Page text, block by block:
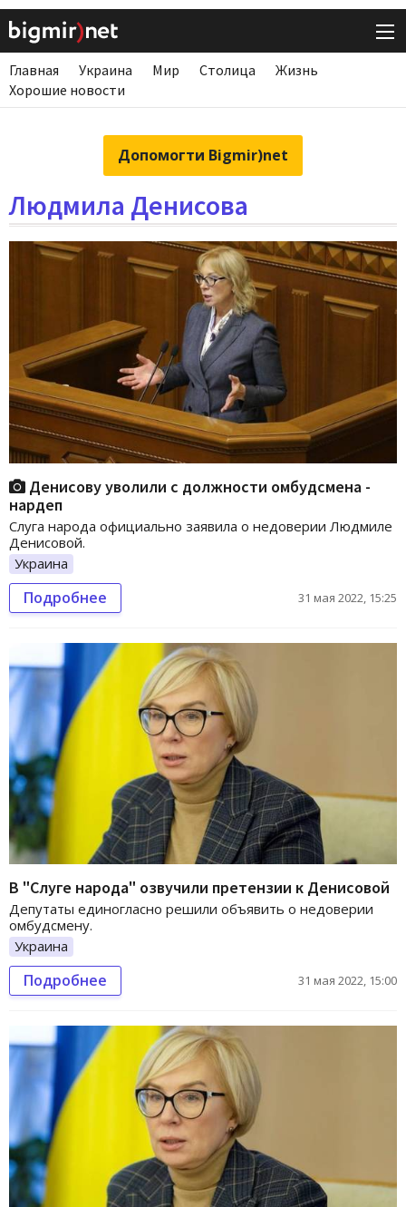
Главная Украина Мир Столица
Жизнь
Хорошие новости
Допомогти Bigmir)net
Людмила Денисова
Денисову уволили с должности омбудсмена -
нардеп
Слуга народа официально заявила о недоверии Людмиле
Денисовой.
Украина
Подробнее 31 мая 2022, 15:25
В "Слуге народа" озвучили претензии к Денисовой
Депутаты единогласно решили объявить о недоверии
омбудсмену.
Украина
Подробнее 31 мая 2022, 15:00